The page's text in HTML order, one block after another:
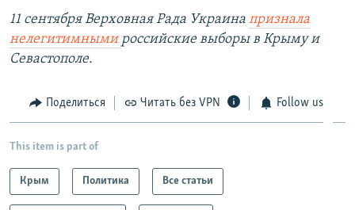
11 сентября Верховная Рада Украина признала
нелегитимными российские выборы в Крыму и
Севастополе.
Поделиться Читать без VPN Follow us
This item is part of
Крым Политика Все статьи